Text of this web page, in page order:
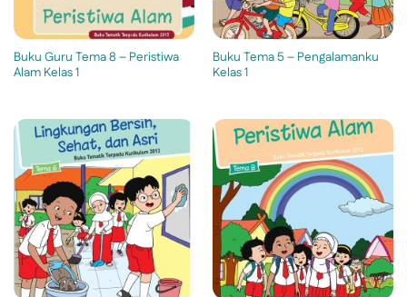
Buku Guru Tema 8 – Peristiwa
Alam Kelas 1
Buku Tema 5 – Pengalamanku
Kelas 1